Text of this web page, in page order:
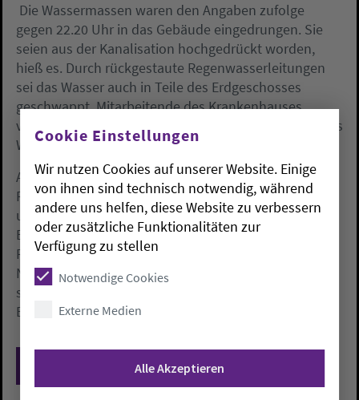
Die Wassermassen waren den Angaben zufolge
gegen 22.20 Uhr in das Gebäude eingedrungen. Sie
seien aus der Kanalisation hochgedrückt worden,
hieß es. Durch rückgestaute Regenwasserleitungen
sei das Wasser auch in Teile des Erdgeschosses
geschwappt. Mitarbeitende des Krankenhauses
verständigten sofort die Feuerwehr. Diese pumpte das
Wasser ab, nachdem der Regen nachgelassen hatte.
Auch Mitarbeitende der Haustechnik und des
Reinigungspersonals waren vor Ort. Seit der Nacht
um 1 Uhr laufe der Betrieb wieder ohne
Einschränkungen, hieß es. Am Mittwoch wurden noch
Restarbeiten erledigt. Vom Starkregen waren in der
Nacht große Teile Deutschlands betroffen. Besonders
stark regnete es in Nordrhein-Westfalen, Bayern,
Baden-Württemberg und Teilen Niedersachsens.
Cookie Einstellungen
Wir nutzen Cookies auf unserer Website. Einige
von ihnen sind technisch notwendig, während
andere uns helfen, diese Website zu verbessern
oder zusätzliche Funktionalitäten zur
Verfügung zu stellen
Notwendige Cookies
Externe Medien
Alle Akzeptieren